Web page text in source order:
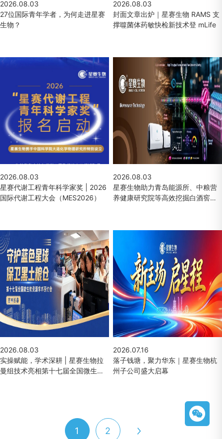
2026.08.03
27位国际青年学者，为何走进星赛
生物？
2026.08.03
封面文章出炉｜星赛生物 RAMS 支
撑噬菌体药敏快检新技术登 mLife
2026.08.03
星赛代谢工程青年科学家奖 | 2026
国际代谢工程大会（MES2026）
2026.08.03
星赛生物助力青岛能源所、中粮营
养健康研究院等高效挖掘白酒窖泥
2026.08.03
实操赋能，学术深耕 | 星赛生物拉
曼组技术亮相第十七届全国微生物
2026.07.16
落子钱塘，聚力华东｜星赛生物杭
州子公司盛大启幕
1 2